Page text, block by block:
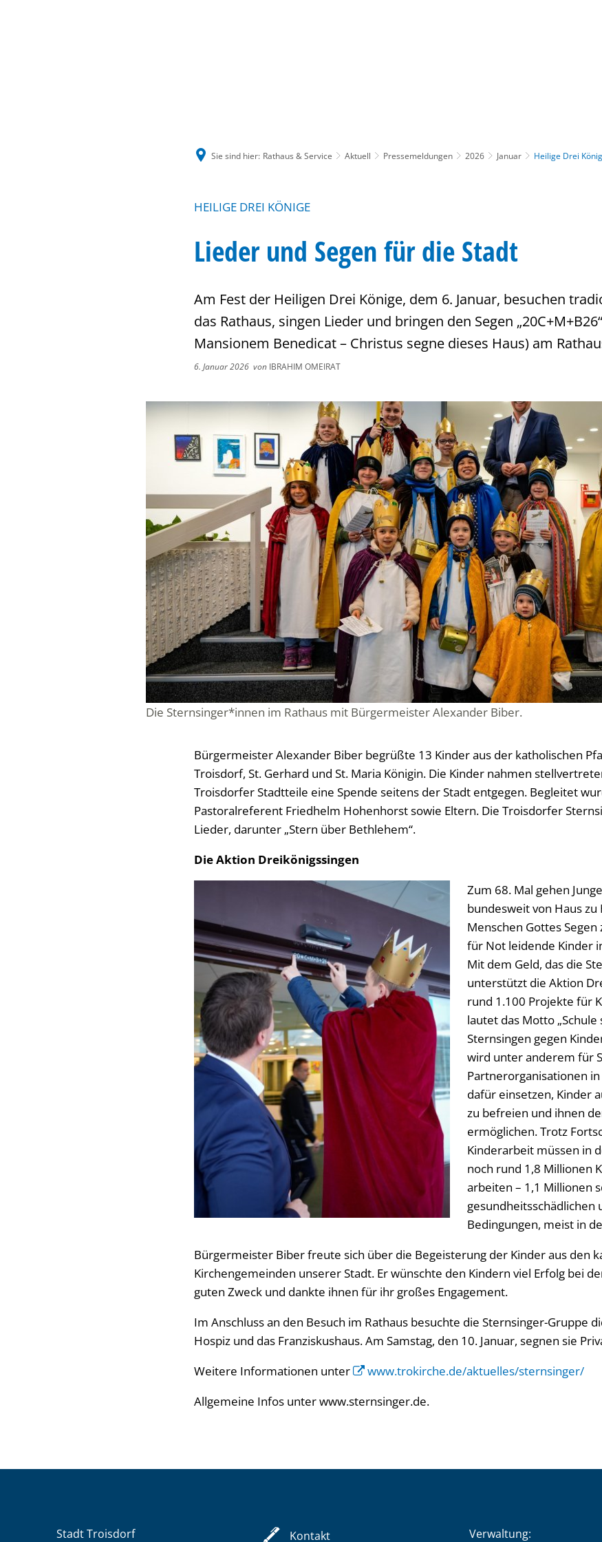
Sie sind hier: Rathaus & Service Aktuell Pressemeldungen 2026 Januar Heilige Drei
HEILIGE DREI KÖNIGE
Lieder und Segen für die Stadt
Am Fest der Heiligen Drei Könige, dem 6. Januar, besuchen
das Rathaus, singen Lieder und bringen den Segen
Mansionem Benedicat – Christus segne dieses Haus) am
6. Januar 2026 von IBRAHIM OMEIRAT
Die Sternsinger*innen im Rathaus mit Bürgermeister Alexander Biber.
Bürgermeister Alexander Biber begrüßte 13 Kinder aus der katholischen
Troisdorf, St. Gerhard und St. Maria Königin. Die Kinder nahmen
Troisdorfer Stadtteile eine Spende seitens der Stadt entgegen. Begleitet
Pastoralreferent Friedhelm Hohenhorst sowie Eltern. Die Troisdorfer
Lieder, darunter „Stern über Bethlehem“.
Die Aktion Dreikönigssingen
Zum 68. Mal gehen
bundesweit von Haus zu
Menschen Gottes
für Not leidende Kinder
Mit dem Geld, das die
unterstützt die Aktion
rund 1.100 Projekte für
lautet das Motto „Schule
Sternsingen gegen
wird unter anderem für
Partnerorganisationen
dafür einsetzen, Kinder
zu befreien und ihnen
ermöglichen. Trotz
Kinderarbeit müssen in
noch rund 1,8 Millionen
arbeiten – 1,1 Millionen
gesundheitsschädlichen
Bedingungen, meist in
Bürgermeister Biber freute sich über die Begeisterung der Kinder aus den
Kirchengemeinden unserer Stadt. Er wünschte den Kindern viel Erfolg bei
guten Zweck und dankte ihnen für ihr großes Engagement.
Im Anschluss an den Besuch im Rathaus besuchte die Sternsinger-Gruppe
Hospiz und das Franziskushaus. Am Samstag, den 10. Januar, segnen sie
Weitere Informationen unter
www.trokirche.de/aktuelles/sternsinger/
Allgemeine Infos unter www.sternsinger.de.
Stadt Troisdorf Kontakt Verwaltung: